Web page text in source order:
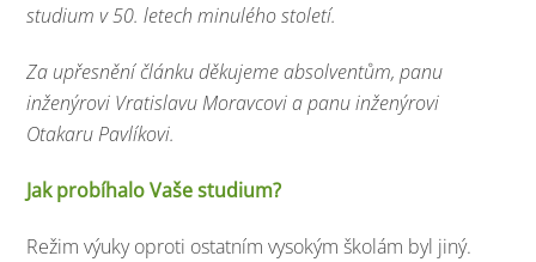
studium v 50. letech minulého století.
Za upřesnění článku děkujeme absolventům, panu
inženýrovi Vratislavu Moravcovi a panu inženýrovi
Otakaru Pavlíkovi.
Jak probíhalo Vaše studium?
Režim výuky oproti ostatním vysokým školám byl jiný.